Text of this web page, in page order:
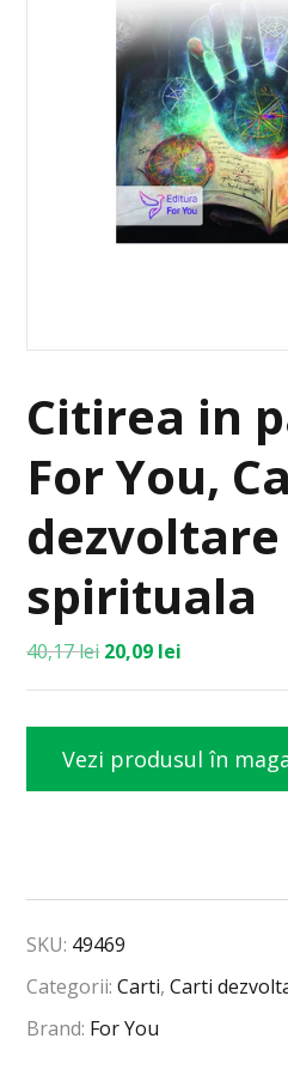
Citirea in
For You,
dezvoltare
spirituala
40,17lei 20,09 lei
Vezi produsul în
SKU: 49469
Categorii:Carti,Carti
Brand: For You